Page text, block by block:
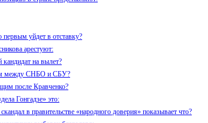
уйдет в отставку?
арестуют:
кандидат на вылет?
между СНБО и СБУ?
после Кравченко?
Гонгадзе» это:
в правительстве «народного доверия» показывает что?